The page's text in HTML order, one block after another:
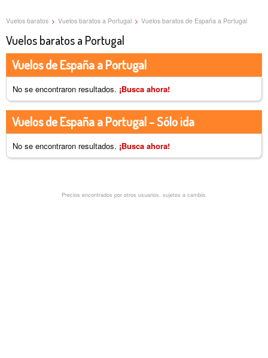
Vuelos baratos > Vuelos baratos a Portugal > Vuelos baratos de España a Portugal
Vuelos baratos a Portugal
Vuelos de España a Portugal
No se encontraron resultados. ¡Busca ahora!
Vuelos de España a Portugal - Sólo ida
No se encontraron resultados. ¡Busca ahora!
Precios encontrados por otros usuarios, sujetos a cambio.